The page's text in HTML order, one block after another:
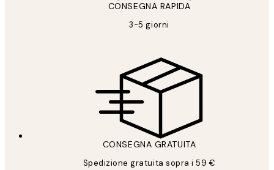
CONSEGNA RAPIDA
3-5 giorni
CONSEGNA GRATUITA
Spedizione gratuita sopra i 59 €